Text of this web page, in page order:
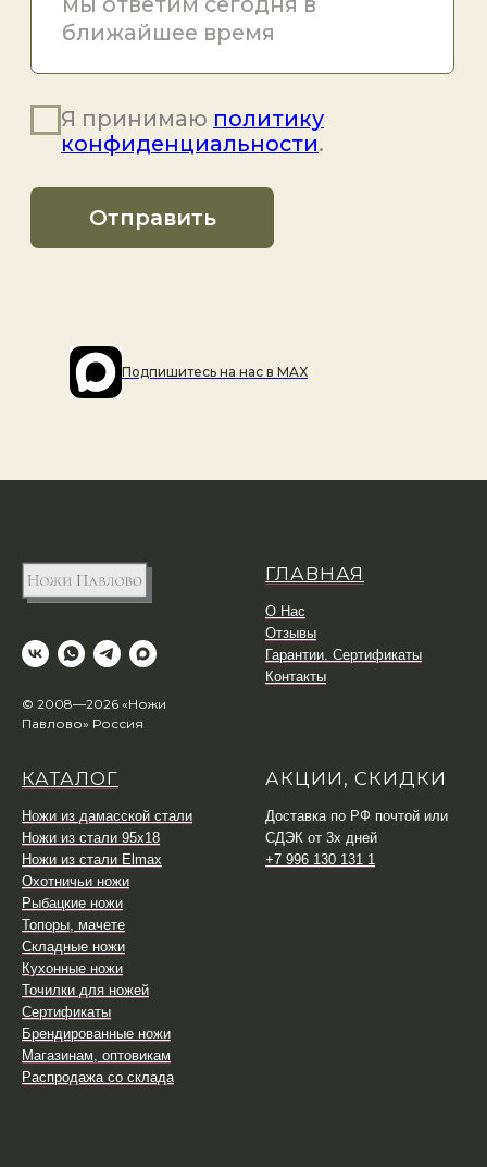
Подпишитесь на наc в MAX
© 2008—2026 «Ножи
Павлово» Россия
ГЛАВНАЯ
О Нас
Отзывы
Гарантии. Сертификаты
Контакты
КАТАЛОГ
Ножи из дамасской стали
Ножи из стали 95х18
Ножи из стали Elmax
Охотничьи ножи
Рыбацкие ножи
Топоры, мачете
Складные ножи
Кухонные ножи
Точилки для ножей
Сертификаты
Брендированные ножи
Магазинам, оптовикам
Распродажа со склада
АКЦИИ, СКИДКИ
Доставка по РФ почтой или
СДЭК от 3х дней
+7 996 130 131 1